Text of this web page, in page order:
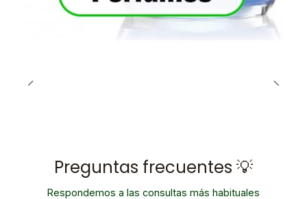
Preguntas frecuentes 💡
Respondemos a las consultas más habituales